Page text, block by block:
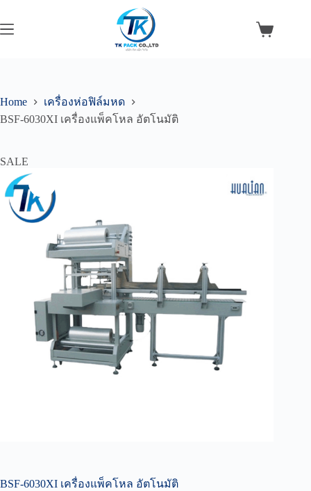
content
Shopping
Home
เครื่องห่อฟิล์มหด
BSF-6030XI เครื่องแพ็คโหล อัตโนมัติ
SALE
BSF-6030XI เครื่องแพ็คโหล อัตโนมัติ